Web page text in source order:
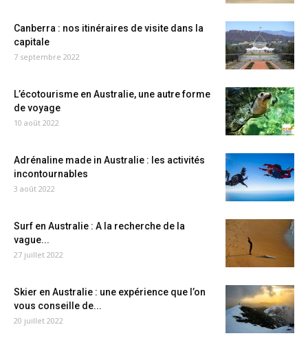
Canberra : nos itinéraires de visite dans la
capitale
7 septembre 2022
L’écotourisme en Australie, une autre forme
de voyage
10 août 2022
Adrénaline made in Australie : les activités
incontournables
3 août 2022
Surf en Australie : A la recherche de la
vague...
27 juillet 2022
Skier en Australie : une expérience que l’on
vous conseille de...
20 juillet 2022